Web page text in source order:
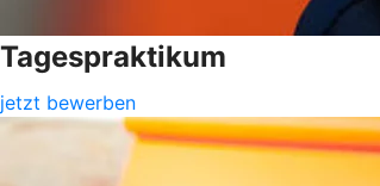
Tagespraktikum
jetzt bewerben